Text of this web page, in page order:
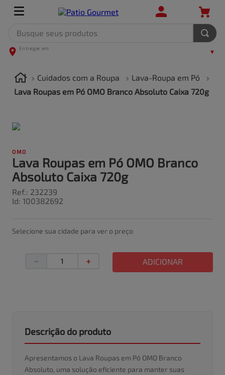
Cuidados com a Roupa
Lava-Roupa em Pó
Lava Roupas em Pó OMO Branco Absoluto Caixa 720g
OMO
Lava Roupas em Pó OMO Branco
Absoluto Caixa 720g
Ref. : 232239
Id: 100382692
Selecione sua cidade para ver o preço
＋
－ ADICIONAR
Descrição do produto
Apresentamos o Lava Roupas em Pó OMO Branco
Absoluto, uma solução eficiente para manter suas
TERMOS MAIS BUSCADOS
2º